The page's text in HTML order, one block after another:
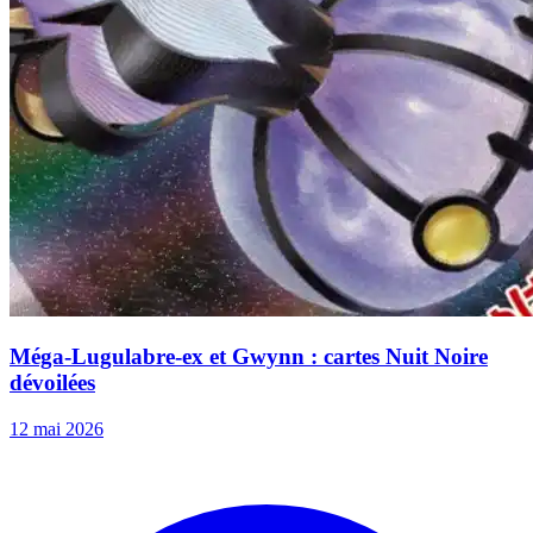
Méga-Lugulabre-ex et Gwynn : cartes Nuit Noire
dévoilées
12 mai 2026